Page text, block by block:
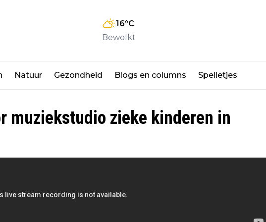
16°C
Bewolkt
Natuur Gezondheid Blogs en columns Spelletjes
muziekstudio zieke kinderen in